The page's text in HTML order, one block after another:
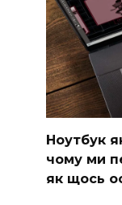
Ноутбук
чому ми
як щось